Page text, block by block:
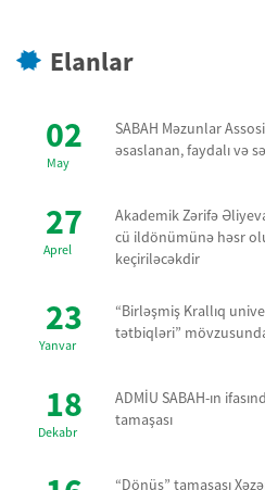
Elanlar
02
May
SABAH Məzunlar
əsaslanan, faydalı və
27
Aprel
Akademik Zərifə
cü ildönümünə həsr
keçiriləcəkdir
23
Yanvar
“Birləşmiş Krallıq
tətbiqləri”
18
Dekabr
ADMİU SABAH-ın
tamaşası
“Dönüş” tamaşası